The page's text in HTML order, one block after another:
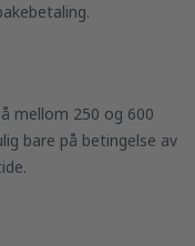
mellom 250 og 600
bare på betingelse av